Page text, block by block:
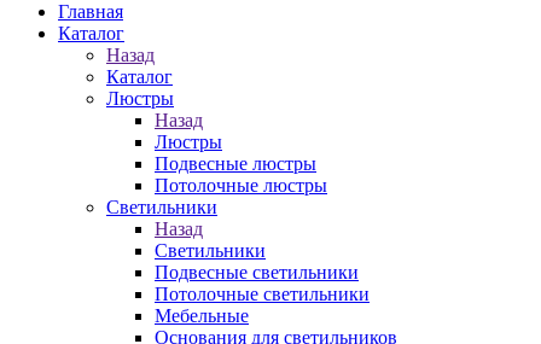
Главная
Каталог
Назад
Каталог
Люстры
Назад
Люстры
Подвесные люстры
Потолочные люстры
Светильники
Назад
Светильники
Подвесные светильники
Потолочные светильники
Мебельные
Основания для светильников